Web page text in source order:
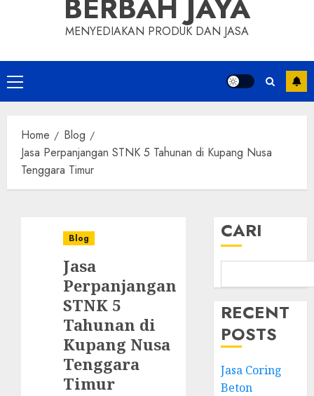
BERBAH JAYA
MENYEDIAKAN PRODUK DAN JASA
Primary
Menu
Home
Blog
Jasa Perpanjangan STNK 5 Tahunan di Kupang Nusa
Tenggara Timur
Blog
Jasa
Perpanjangan
STNK 5
Tahunan di
Kupang Nusa
Tenggara
Timur
CARI
RECENT
POSTS
Jasa Coring
Beton